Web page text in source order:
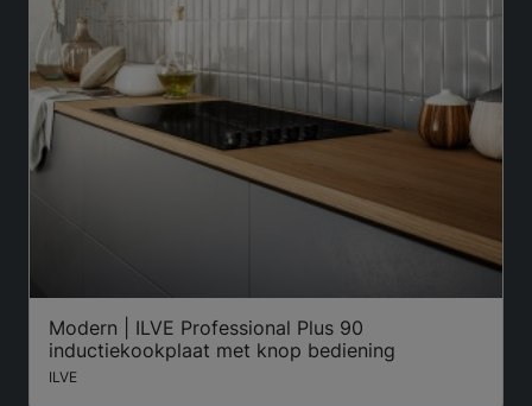
Modern | ILVE Professional Plus 90
inductiekookplaat met knop bediening
ILVE